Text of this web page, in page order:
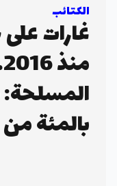
الكتائب
غارات
بالمئة من